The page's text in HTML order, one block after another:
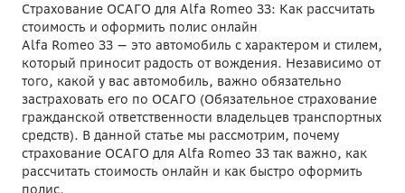
Страхование ОСАГО для Alfa Romeo 33: Как рассчитать
стоимость и оформить полис онлайн
Alfa Romeo 33 — это автомобиль с характером и стилем,
который приносит радость от вождения. Независимо от
того, какой у вас автомобиль, важно обязательно
застраховать его по ОСАГО (Обязательное страхование
гражданской ответственности владельцев транспортных
средств). В данной статье мы рассмотрим, почему
страхование ОСАГО для Alfa Romeo 33 так важно, как
рассчитать стоимость онлайн и как быстро оформить
полис.